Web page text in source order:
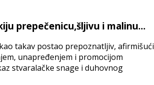
prepečenicu,šljivu i malinu...
takav postao prepoznatljiv, afirmišući
unapređenjem i promocijom
stvaralačke snage i duhovnog